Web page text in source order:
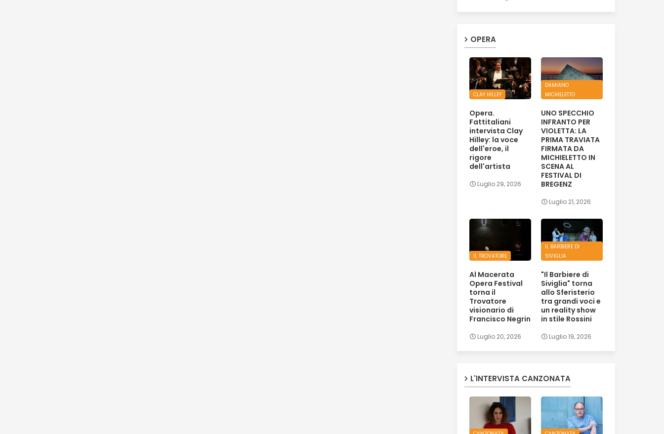
OPERA
CLAY HILLEY
Opera.
Fattitaliani
intervista Clay
Hilley: la voce
dell'eroe, il
rigore
dell'artista
Luglio 29, 2026
DAMIANO
MICHIELETTO
UNO SPECCHIO
INFRANTO PER
VIOLETTA: LA
PRIMA TRAVIATA
FIRMATA DA
MICHIELETTO IN
SCENA AL
FESTIVAL DI
BREGENZ
Luglio 21, 2026
IL TROVATORE
Al Macerata
Opera Festival
torna il
Trovatore
visionario di
Francisco Negrin
Luglio 20, 2026
IL BARBIERE DI
SIVIGLIA
"Il Barbiere di
Siviglia" torna
allo Sferisterio
tra grandi voci e
un reality show
in stile Rossini
Luglio 19, 2026
L'INTERVISTA CANZONATA